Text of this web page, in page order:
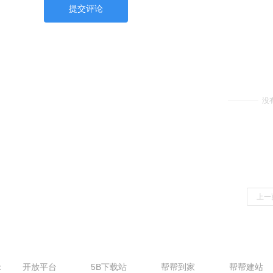
提交评论
没
上
开放平台 5B下载站 帮帮到家 帮帮建站